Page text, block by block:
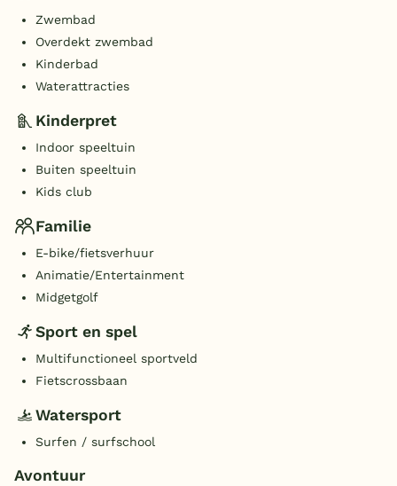
Zwembad
Overdekt zwembad
Kinderbad
Waterattracties
Kinderpret
Indoor speeltuin
Buiten speeltuin
Kids club
Familie
E-bike/fietsverhuur
Animatie/Entertainment
Midgetgolf
Sport en spel
Multifunctioneel sportveld
Fietscrossbaan
Watersport
Surfen / surfschool
Avontuur